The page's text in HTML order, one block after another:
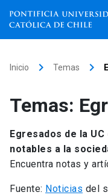
Facultades, escuelas e
institutos
Investigación
Internacionalización
Inicio keyboard_arrow_right Temas keyboard_arrow_right
Temas:
Egresados de la
notables a la
Encuentra notas y
Fuente: Noticias del